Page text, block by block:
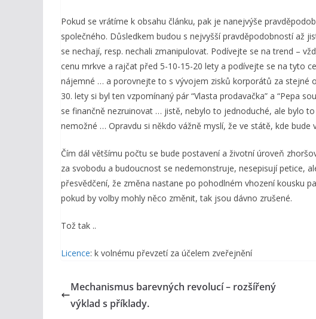
Pokud se vrátíme k obsahu článku, pak je nanejvýše
společného. Důsledkem budou s nejvyšší pravděpodobností až
se nechají, resp. nechali zmanipulovat. Podívejte se na trend –
cenu mrkve a rajčat před 5-10-15-20 lety a podívejte se na tyto
nájemné … a porovnejte to s vývojem zisků korporátů za stejné
30. lety si byl ten vzpomínaný pár “Vlasta prodavačka” a “Pepa
se finančně nezruinovat … jistě, nebylo to jednoduché, ale bylo
nemožné … Opravdu si někdo vážně myslí, že ve státě, kde bude
Čím dál většímu počtu se bude postavení a životní úroveň
za svobodu a budoucnost se nedemonstruje, nesepisují petice,
přesvědčení, že změna nastane po pohodlném vhození kousku
pokud by volby mohly něco změnit, tak jsou dávno zrušené.
Tož tak ..
Licence: k volnému převzetí za účelem zveřejnění
Mechanismus barevných revolucí – rozšířený
výklad s příklady.